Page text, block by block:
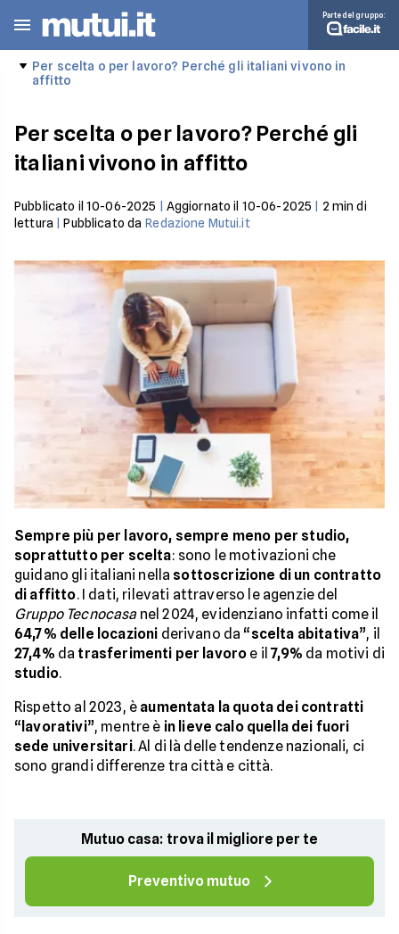
Parte del gruppo:
Per scelta o per lavoro? Perché gli italiani vivono in
affitto
Per scelta o per lavoro? Perché gli
italiani vivono in affitto
Pubblicato il 10-06-2025 Aggiornato il 10-06-2025 2 min di
lettura |Pubblicato da Redazione Mutui.it
Sempre più per lavoro, sempre meno per studio,
soprattutto per scelta: sono le motivazioni che
guidano gli italiani nella sottoscrizione di un contratto
di affitto. I dati, rilevati attraverso le agenzie del
Gruppo Tecnocasanel 2024, evidenziano infatti come il
64,7% delle locazioni derivano da “scelta abitativa”, il
27,4% da trasferimenti per lavoro e il7,9% da motivi di
studio.
Rispetto al 2023, è aumentata la quota dei contratti
“ lavorativi”, mentre è in lieve calo quella dei fuori
sede universitari. Al di là delle tendenze nazionali, ci
sono grandi differenze tra città e città.
Mutuo casa: trova il migliore per te
Preventivo mutuo